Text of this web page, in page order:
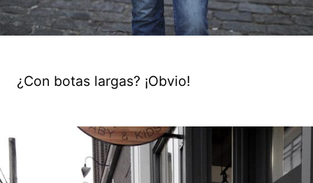
¿Con botas largas? ¡Obvio!